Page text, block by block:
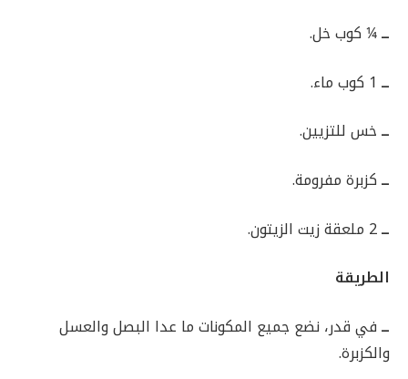
ــ¼ كوب خل.
ــ 1 كوب ماء.
ــخس للتزيين.
ــكزبرة مفرومة.
ــ
الطريقة
ــفي قدر، نضع جميع المكونات ما عدا البصل والعسل
والكزبرة.